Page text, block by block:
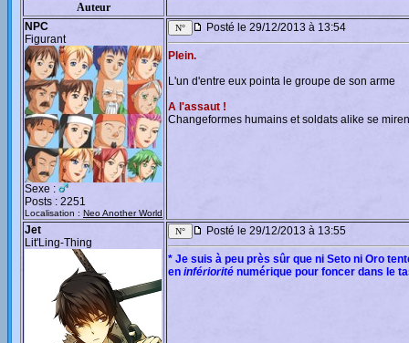
Auteur
NPC
Figurant
Sexe :
Posts : 2251
Localisation : Neo Another World
Posté le 29/12/2013 à 13:54
Plein.
L'un d'entre eux pointa le groupe de son arme
A l'assaut !
Changeformes humains et soldats alike se
Jet
Lit'Ling-Thing
Posté le 29/12/2013 à 13:55
* Je suis à peu près sûr que ni Seto ni Oro
en infériorité numérique pour foncer dans le